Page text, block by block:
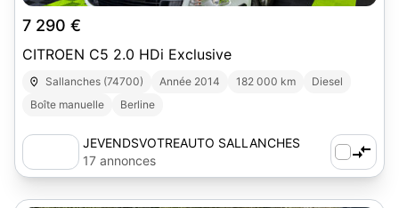
7 290 €
CITROEN C5 2.0 HDi Exclusive
Sallanches (74700) Année 2014 182 000 km
Diesel
Boîte manuelle
Berline
JEVENDSVOTREAUTO SALLANCHES
17 annonces